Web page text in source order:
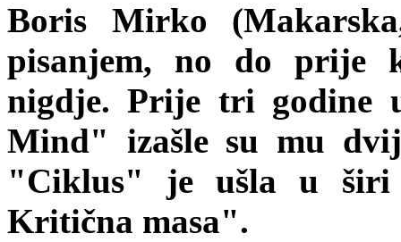
Boris Mirko
pisanjem, no do prije
nigdje. Prije tri godine
Mind" izašle su mu
"Ciklus" je ušla u širi
Kritična masa".